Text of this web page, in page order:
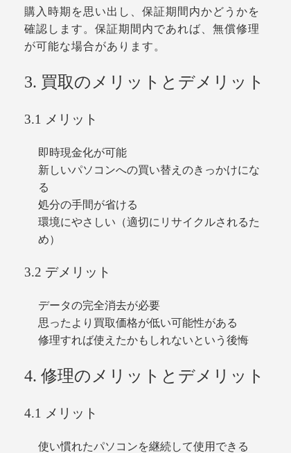
購入時期を思い出し、保証期間内かどうかを
確認します。保証期間内であれば、無償修理
が可能な場合があります。
3. 買取のメリットとデメリット
3.1 メリット
即時現金化が可能
新しいパソコンへの買い替えのきっかけにな
る
処分の手間が省ける
環境にやさしい（適切にリサイクルされるた
め）
3.2 デメリット
データの完全消去が必要
思ったより買取価格が低い可能性がある
修理すれば使えたかもしれないという後悔
4. 修理のメリットとデメリット
4.1 メリット
使い慣れたパソコンを継続して使用できる